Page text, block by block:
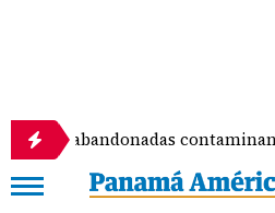
abandonadas contaminan